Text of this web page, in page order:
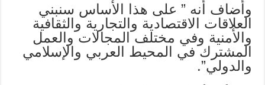
وأضاف أنه ” على هذا الأساس سنبني
العلاقات الاقتصادية والتجارية والثقافية
والأمنية وفي مختلف المجالات والعمل
المشترك في المحيط العربي والإسلامي
والدولي”.